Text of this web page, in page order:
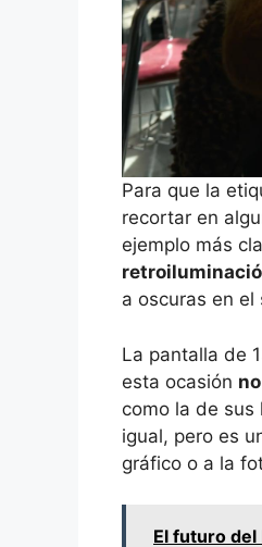
Para que la
recortar en
ejemplo más
a oscuras en el
La pantalla de
esta ocasión
como la de sus
igual, pero es
gráfico o a la
El futuro del